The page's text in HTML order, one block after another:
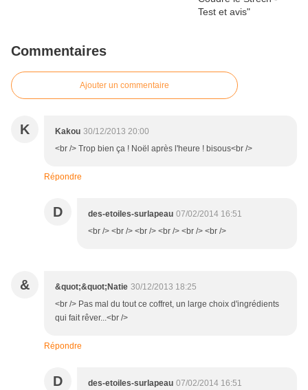
Commentaires
Ajouter un commentaire
K Kakou 30/12/2013 20:00
<br /> Trop bien ça ! Noël après l'heure ! bisous<br />
Répondre
D des-etoiles-surlapeau 07/02/2014 16:51
<br /> <br /> <br /> <br /> <br /> <br />
& &quot;&quot;Natie 30/12/2013 18:25
<br /> Pas mal du tout ce coffret, un large choix d'ingrédients
qui fait rêver...<br />
Répondre
D des-etoiles-surlapeau 07/02/2014 16:51